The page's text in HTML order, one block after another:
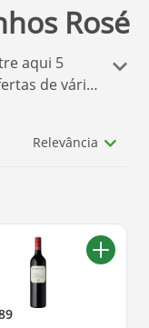
Rosé
aqui 5
de várias
seleção
quer comprar
Relevância